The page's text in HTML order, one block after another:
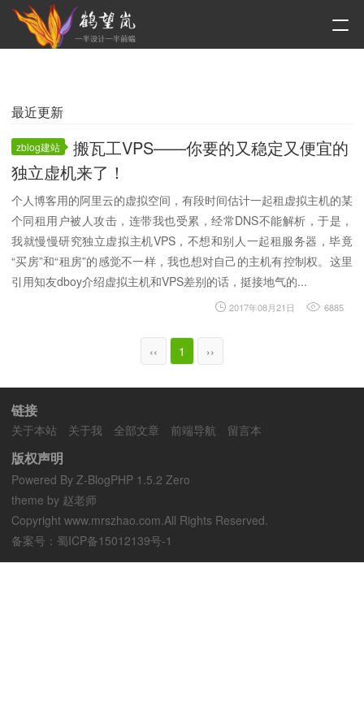
最近更新
zblog建站
搬瓦工VPS——你要的又稳定又便宜的
独立虚机来了！
个人博客用的阿里云的虚拟空间，有段时间估计一起租虚拟主机的某
个同租用户被人攻击，连带我也受累，经常DNS不能解析，于是，
我就慢慢研究独立虚拟主机VPS，不想和别人一起租服务器，毕竟
“买房”和“租房”的感觉不一样，我也想对自己的主机有控制权。这里
引用知友dboy介绍虚拟主机和VPS差别的话，挺接地气的...
2017年08月21日 6885
‹‹ 1 ››
链接
关于本站 关于我 全部文章 前端导航 留言本
版权声明
Powered By Z-BlogPHP 1.5.2 Zero
theme by 赵老师
Copyright www.mrszhao.com.All Rights Reserved.
备案号： 蜀ICP备15012139号-1